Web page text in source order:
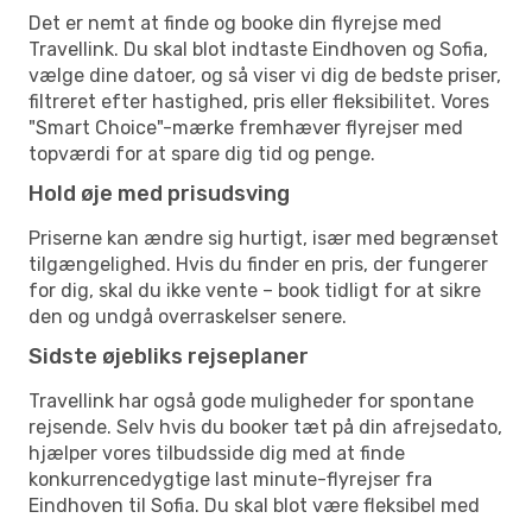
Det er nemt at finde og booke din flyrejse med
Travellink. Du skal blot indtaste Eindhoven og Sofia,
vælge dine datoer, og så viser vi dig de bedste priser,
filtreret efter hastighed, pris eller fleksibilitet. Vores
"Smart Choice"-mærke fremhæver flyrejser med
topværdi for at spare dig tid og penge.
Hold øje med prisudsving
Priserne kan ændre sig hurtigt, især med begrænset
tilgængelighed. Hvis du finder en pris, der fungerer
for dig, skal du ikke vente – book tidligt for at sikre
den og undgå overraskelser senere.
Sidste øjebliks rejseplaner
Travellink har også gode muligheder for spontane
rejsende. Selv hvis du booker tæt på din afrejsedato,
hjælper vores tilbudsside dig med at finde
konkurrencedygtige last minute-flyrejser fra
Eindhoven til Sofia. Du skal blot være fleksibel med